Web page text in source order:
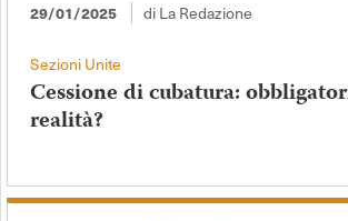
29/01/2025 di La Redazione
Sezioni Unite
Cessione di cubatura:
realità?